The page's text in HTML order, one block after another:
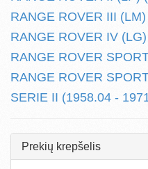
RANGE ROVER III
RANGE ROVER IV
RANGE ROVER
RANGE ROVER
SERIE II (1958.04 -
Prekių krepšelis